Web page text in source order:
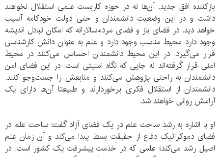
بازکننده افق جدید. آن‌ها نه در حوزه کاربست علمی استقلال نخواهند
داشت و در این وضعیت دانشمندان و حتی دولت خودکامه آسیب
خواهد دید. در فضای باز و فضای مردم‌سالارانه که امکان تبادل اندیشه
وجود دارد محیط مناسب وجود دارد و علم به عنوان دانش کارشناسی
قرار می‌گیرد. در این محیط دانشمندان احساس می‌کنند در محیط
امنی قرار گرفته‌اند نه جایی که نگاه امنیتی است. در این فضای امن
دانشمندان به راحتی پژوهش می‌کنند و منابعش را جست‌وجو کنند.
دانشمندان از استقلال فکری برخوردارند و طبیعتا آن‌ها دارای یک
آرامش روانی خواهند شد.
او با اشاره به رشد ساحت علم در یک فضای آزاد گفت: ساحت علم در
فضای دموکراتیک دفاع از حقیقت بسط پیدا می‌کند و آن زمان علم
اصیل رشد می‌کند؛ علمی که در خدمت پیشرفت یک کشور است. در